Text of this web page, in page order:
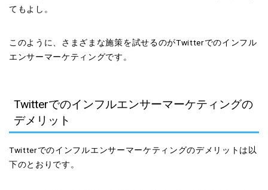
てもよし。
このように、さまざまな施策を試せるのがTwitterでのインフル
エンサーマーケティングです。
Twitterでのインフルエンサーマーケティングの
デメリット
Twitterでのインフルエンサーマーケティングのデメリットは以
下のとおりです。